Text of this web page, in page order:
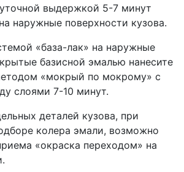
выдержкой 5-7 минут
наружные поверхности кузова.
«база-лак» на наружные
базисной эмалью нанесите
«мокрый по мокрому» с
слоями 7-10 минут.
деталей кузова, при
колера эмали, возможно
«окраска переходом» на